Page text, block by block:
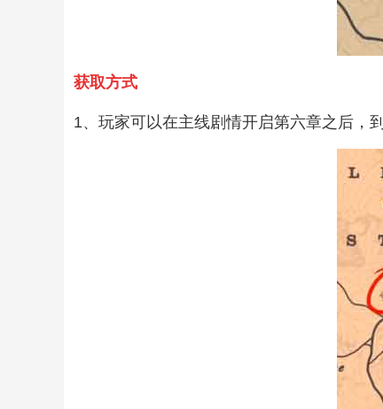
获取方式
1、玩家可以在主线剧情开启第六章之后，